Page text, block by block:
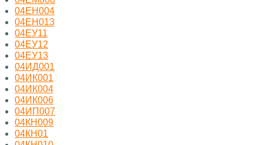
04ЕН004
04ЕН013
04ЕУ11
04ЕУ12
04ЕУ13
04ИД001
04ИК001
04ИК004
04ИК006
04ИП007
04КН009
04КН01